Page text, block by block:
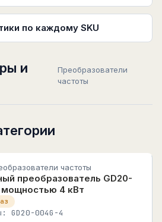
по каждому SKU
и
Преобразователи
частоты
частоты
преобразователь GD20-
4 кВт
GD20-004G-4